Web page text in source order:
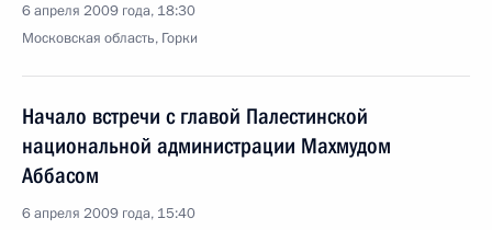
6 апреля 2009 года, 18:30
Московская область, Горки
Начало встречи с главой Палестинской
национальной администрации Махмудом
Аббасом
6 апреля 2009 года, 15:40